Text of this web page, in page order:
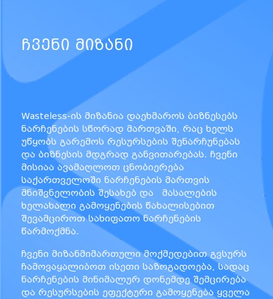
ᲩᲕᲔᲜᲘ ᲛᲘᲖᲐᲜᲘ
Wasteless-ის მიზანია დაეხმაროს ბიზნესებს
ნარჩენების სწორად მართვაში, რაც ხელს
უწყობს გარემოს რესურსების შენარჩუნებას
და ბიზნესის მდგრად განვითარებას. ჩვენი
მისიაა ავამაღლოთ ცნობიერება
საქართველოში ნარჩენების მართვის
მნიშვნელობის შესახებ და მასალების
ხელახალი გამოყენების წახალისებით
შევამციროთ სახიფათო ნარჩენების
წარმოქმნა.
ჩვენი მიზანმიმართული მოქმედებით გვსურს
ჩამოვაყალიბოთ ისეთი საზოგადოება, სადაც
ნარჩენების მინიმალურ დონემდე შემცირება
და რესურსების ეფექტური გამოყენება ყველა